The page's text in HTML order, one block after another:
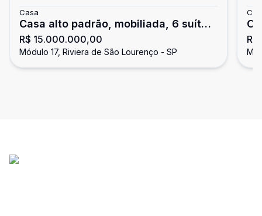
Casa
Casa alto padrão, mobiliada, 6 suítes,
Riviera de São Lourenço
R$ 15.000.000,00
Módulo 17, Riviera de São Lourenço - SP